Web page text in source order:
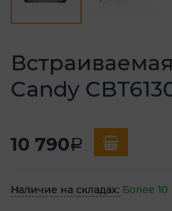
Candy
10 790a
Наличие на складах: Более 10